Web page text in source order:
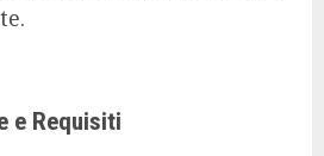
e Requisiti